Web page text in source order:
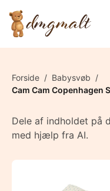
Forside / Babysvøb /
Cam Cam Copenhagen
Dele af indholdet på
med hjælp fra AI.